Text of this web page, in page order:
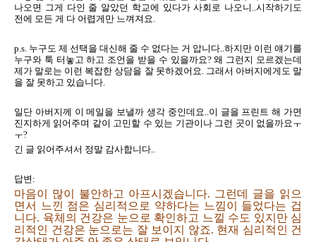
나오면 그게 다인 줄 알았던 학교에 있다가 사회로 나오니..시작하기도
전에 모든 게 다 어렵게만 느껴져요.
p.s. 누구도 제 선택을 대신해 줄 수 없다는 거 압니다..하지만 이런 얘기를
누구와 툭 터놓고 하고 조언을 받을 수 있을까요? 왜 그런지 모르겠는데
제가 말로는 이런 복잡한 상담을 잘 못하겠어요. 그래서 아버지에게도 말
을 잘 못하고 있습니다.
일단 아버지께 이 메일을 보낼까 생각 중인데요..이 글을 프린트 해 가면
진지하게 읽어주며 같이 고민할 수 있는 기관이나 그런 곳이 없을까요ㅜ
ㅜ?
긴 글 읽어주셔서 정말 감사합니다..
답변:
마음이 많이 불안하고 아프시겠습니다. 그런데 글을 읽으
면서 느낀 점은 심리적으로 약하다는 느낌이 들었다는 겁
니다. 육체의 건강은 눈으로 확인하고 느낄 수도 있지만 심
리적인 건강은 눈으로는 잘 보이지 않죠. 현재 심리적인 건